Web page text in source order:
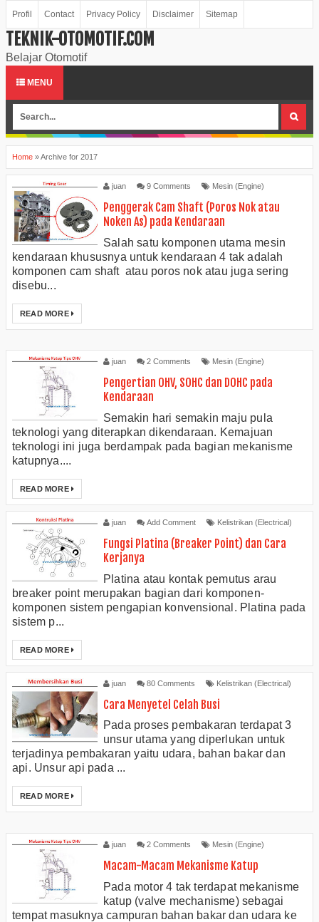
Profil Contact Privacy Policy Disclaimer Sitemap
TEKNIK-OTOMOTIF.COM
Belajar Otomotif
MENU
Home »Archive for 2017
juan 9 Comments Mesin (Engine)
Penggerak Cam Shaft (Poros Nok atau
Noken As) pada Kendaraan
Salah satu komponen utama mesin
kendaraan khususnya untuk kendaraan 4 tak adalah
komponen cam shaft atau poros nok atau juga sering
disebu...
READ MORE
juan 2 Comments Mesin (Engine)
Pengertian OHV, SOHC dan DOHC pada
Kendaraan
Semakin hari semakin maju pula
teknologi yang diterapkan dikendaraan. Kemajuan
teknologi ini juga berdampak pada bagian mekanisme
katupnya....
READ MORE
juan Add Comment Kelistrikan (Electrical)
Fungsi Platina (Breaker Point) dan Cara
Kerjanya
Platina atau kontak pemutus arau
breaker point merupakan bagian dari komponen-
komponen sistem pengapian konvensional. Platina pada
sistem p...
READ MORE
juan 80 Comments Kelistrikan (Electrical)
Cara Menyetel Celah Busi
Pada proses pembakaran terdapat 3
unsur utama yang diperlukan untuk
terjadinya pembakaran yaitu udara, bahan bakar dan
api. Unsur api pada ...
READ MORE
juan 2 Comments Mesin (Engine)
Macam-Macam Mekanisme Katup
Pada motor 4 tak terdapat mekanisme
katup (valve mechanisme) sebagai
tempat masuknya campuran bahan bakar dan udara ke